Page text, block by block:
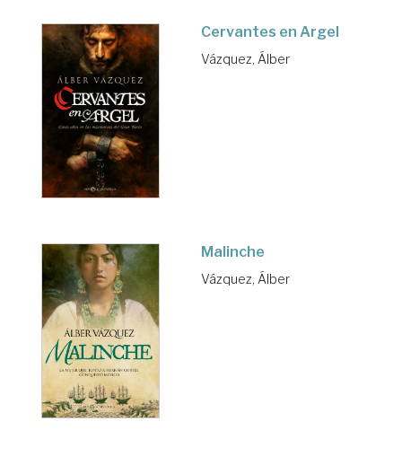
Cervantes en Argel
Vázquez, Álber
Malinche
Vázquez, Álber